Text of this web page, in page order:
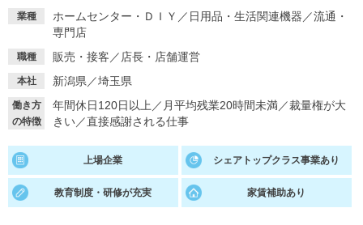
イベントを探す スカウト お知らせ
就活ノウハウ・サポート
就活支援 就活コラム
適職診断
あなたに合う仕事を診断！
就活チャンネル
動画で対策講座をチェック
業種 ホームセンター・ＤＩＹ ／ 日用品・生活関連機器 ／流通・
専門店
職種 販売・接客 ／ 店長・店舗運営
本社 新潟県／埼玉県
働き方
の特徴
年間休日120日以上 ／ 月平均残業20時間未満／裁量権が大
きい／直接感謝される仕事
上場企業 シェアトップクラス事業あり
教育制度・研修が充実 家賃補助あり